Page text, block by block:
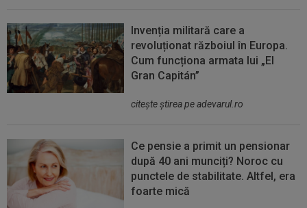
Invenția militară care a
revoluționat războiul în Europa.
Cum funcționa armata lui „El
Gran Capitán”
citeşte ştirea pe adevarul.ro
Ce pensie a primit un pensionar
după 40 ani munciți? Noroc cu
punctele de stabilitate. Altfel, era
foarte mică